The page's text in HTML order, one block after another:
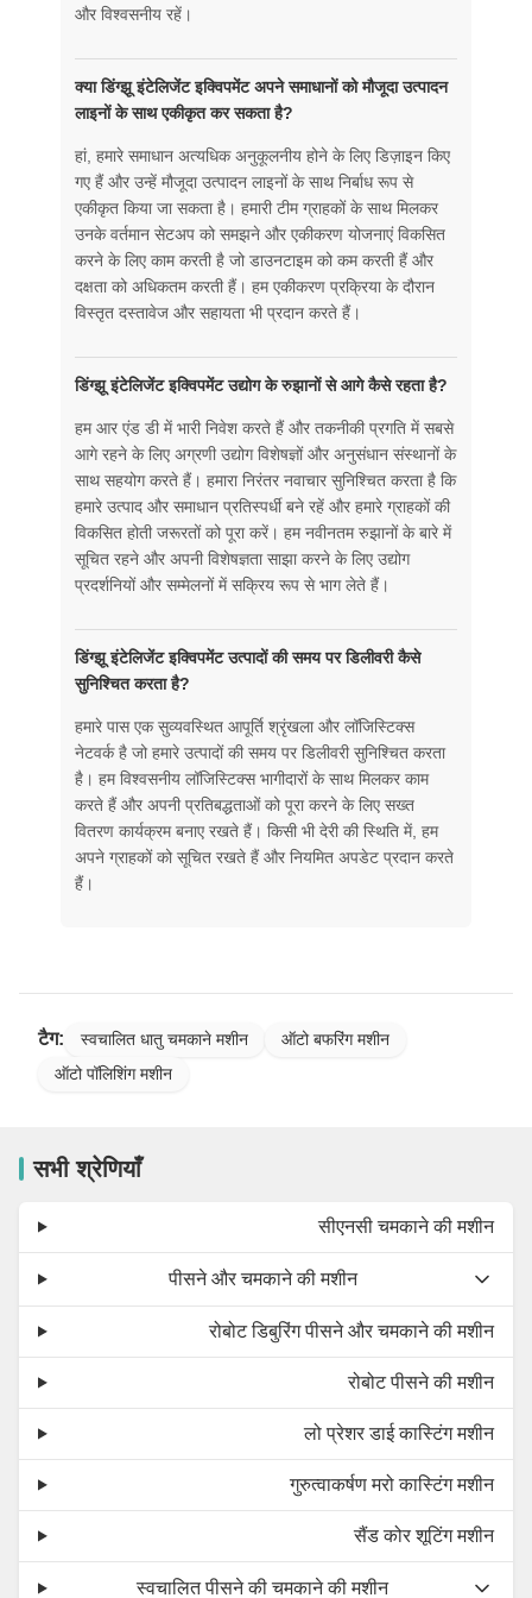
और विश्वसनीय रहें।
क्या डिंग्झू इंटेलिजेंट इक्विपमेंट अपने समाधानों को मौजूदा उत्पादन
लाइनों के साथ एकीकृत कर सकता है?
हां, हमारे समाधान अत्यधिक अनुकूलनीय होने के लिए डिज़ाइन किए
गए हैं और उन्हें मौजूदा उत्पादन लाइनों के साथ निर्बाध रूप से
एकीकृत किया जा सकता है। हमारी टीम ग्राहकों के साथ मिलकर
उनके वर्तमान सेटअप को समझने और एकीकरण योजनाएं विकसित
करने के लिए काम करती है जो डाउनटाइम को कम करती हैं और
दक्षता को अधिकतम करती हैं। हम एकीकरण प्रक्रिया के दौरान
विस्तृत दस्तावेज और सहायता भी प्रदान करते हैं।
डिंग्झू इंटेलिजेंट इक्विपमेंट उद्योग के रुझानों से आगे कैसे रहता है?
हम आर एंड डी में भारी निवेश करते हैं और तकनीकी प्रगति में सबसे
आगे रहने के लिए अग्रणी उद्योग विशेषज्ञों और अनुसंधान संस्थानों के
साथ सहयोग करते हैं। हमारा निरंतर नवाचार सुनिश्चित करता है कि
हमारे उत्पाद और समाधान प्रतिस्पर्धी बने रहें और हमारे ग्राहकों की
विकसित होती जरूरतों को पूरा करें। हम नवीनतम रुझानों के बारे में
सूचित रहने और अपनी विशेषज्ञता साझा करने के लिए उद्योग
प्रदर्शनियों और सम्मेलनों में सक्रिय रूप से भाग लेते हैं।
डिंग्झू इंटेलिजेंट इक्विपमेंट उत्पादों की समय पर डिलीवरी कैसे
सुनिश्चित करता है?
हमारे पास एक सुव्यवस्थित आपूर्ति श्रृंखला और लॉजिस्टिक्स
नेटवर्क है जो हमारे उत्पादों की समय पर डिलीवरी सुनिश्चित करता
है। हम विश्वसनीय लॉजिस्टिक्स भागीदारों के साथ मिलकर काम
करते हैं और अपनी प्रतिबद्धताओं को पूरा करने के लिए सख्त
वितरण कार्यक्रम बनाए रखते हैं। किसी भी देरी की स्थिति में, हम
अपने ग्राहकों को सूचित रखते हैं और नियमित अपडेट प्रदान करते
हैं।
टैग: स्वचालित धातु चमकाने मशीन
ऑटो बफरिंग मशीन
ऑटो पॉलिशिंग मशीन
सभी श्रेणियाँ
सीएनसी चमकाने की मशीन
पीसने और चमकाने की मशीन
रोबोट डिबुरिंग पीसने और चमकाने की मशीन
रोबोट पीसने की मशीन
लो प्रेशर डाई कास्टिंग मशीन
गुरुत्वाकर्षण मरो कास्टिंग मशीन
सैंड कोर शूटिंग मशीन
स्वचालित पीसने की चमकाने की मशीन